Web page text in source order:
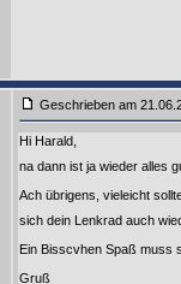
Geschrieben am
Hi Harald,
na dann ist ja wieder alles
Ach übrigens, vieleicht
sich dein Lenkrad auch
Ein Bisscvhen Spaß muss
Gruß